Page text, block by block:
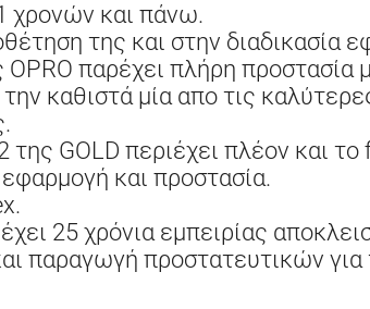
χρονών και πάνω.
της και στην διαδικασία
OPRO παρέχει πλήρη προστασία
καθιστά μία απο τις
της GOLD περιέχει πλέον και
και προστασία.
25 χρόνια εμπειρίας
παραγωγή προστατευτικών για